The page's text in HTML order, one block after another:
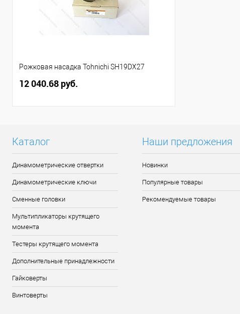
Рожковая насадка Tohnichi SH19DX27
12 040.68 руб.
Каталог
Динамометрические отвертки
Динамометрические ключи
Сменные головки
Мультипликаторы крутящего
момента
Тестеры крутящего момента
Дополнительные принадлежности
Гайковерты
Винтоверты
Наши предложения
Новинки
Популярные товары
Рекомендуемые товары